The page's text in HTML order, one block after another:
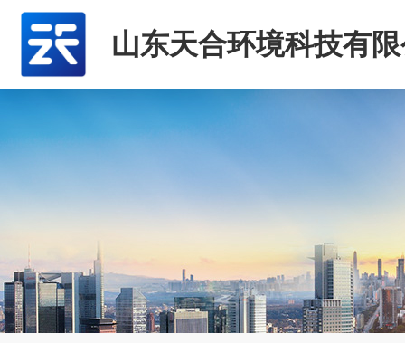
山东天合环境科技有